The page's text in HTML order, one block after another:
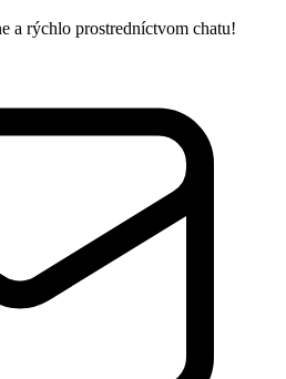
a rýchlo prostredníctvom chatu!